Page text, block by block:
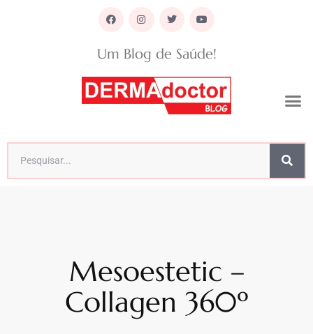
Um Blog de Saúde!
Mesoestetic –
Collagen 360º